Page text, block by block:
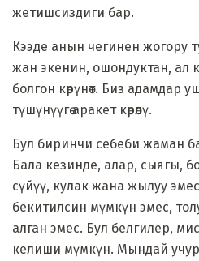
жетишсиздиги бар.
Кээде анын чегинен жогору
жан экенин, ошондуктан, ал
болгон көрүнөт. Биз адамдар
түшүнүүгө аракет көрөлү.
Бул биринчи себеби жаман
Бала кезинде, алар, сыягы,
сүйүү, кулак жана жылуу
бекитилсин мүмкүн эмес,
алган эмес. Бул белгилер,
келиши мүмкүн. Мындай